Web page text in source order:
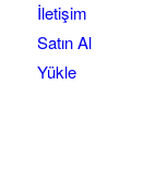
İletişim
Satın Al
Yükle